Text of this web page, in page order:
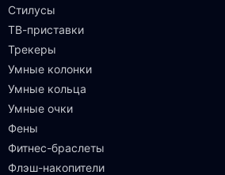
Стилусы
ТВ-приставки
Трекеры
Умные колонки
Умные кольца
Умные очки
Фены
Фитнес-браслеты
Флэш-накопители